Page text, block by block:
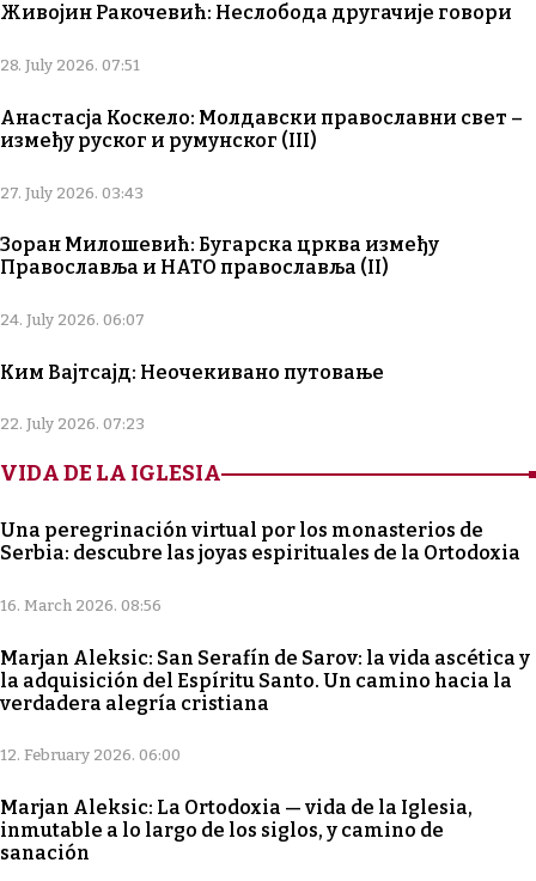
Живојин Ракочевић: Неслобода другачије говори
28. July 2026. 07:51
Анастасја Коскело: Молдавски православни свет –
између руског и румунског (III)
27. July 2026. 03:43
Зоран Милошевић: Бугарска црква између
Православља и НАТО православља (II)
24. July 2026. 06:07
Ким Вајтсајд: Неочекивано путовање
22. July 2026. 07:23
VIDA DE LA IGLESIA
Una peregrinación virtual por los monasterios de
Serbia: descubre las joyas espirituales de la Ortodoxia
16. March 2026. 08:56
Marjan Aleksic: San Serafín de Sarov: la vida ascética y
la adquisición del Espíritu Santo. Un camino hacia la
verdadera alegría cristiana
12. February 2026. 06:00
Marjan Aleksic: La Ortodoxia — vida de la Iglesia,
inmutable a lo largo de los siglos, y camino de
sanación